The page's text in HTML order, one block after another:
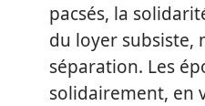
pacsés, la
du loyer subsiste,
séparation. Les
solidairement, en